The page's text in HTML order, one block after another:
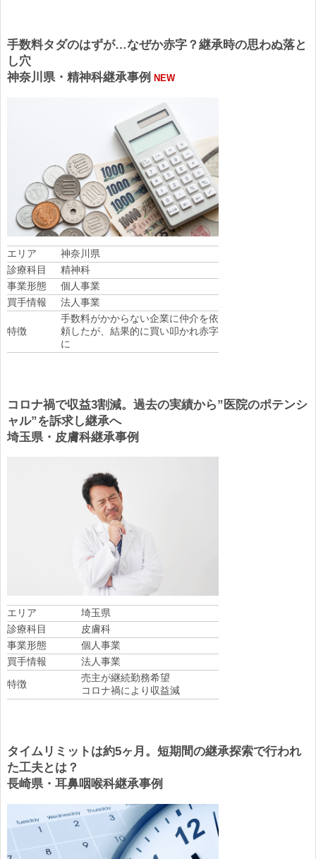
手数料タダのはずが…なぜか赤字？継承時の思わぬ落と
し穴
神奈川県・精神科継承事例 NEW
エリア
神奈川県
診療科目
精神科
事業形態
個人事業
買手情報
法人事業
特徴
手数料がかからない企業に仲介を依
頼したが、結果的に買い叩かれ赤字
に
コロナ禍で収益3割減。過去の実績から”医院のポテンシ
ャル”を訴求し継承へ
埼玉県・皮膚科継承事例
エリア
埼玉県
診療科目
皮膚科
事業形態
個人事業
買手情報
法人事業
特徴
売主が継続勤務希望
コロナ禍により収益減
タイムリミットは約5ヶ月。短期間の継承探索で行われ
た工夫とは？
長崎県・耳鼻咽喉科継承事例